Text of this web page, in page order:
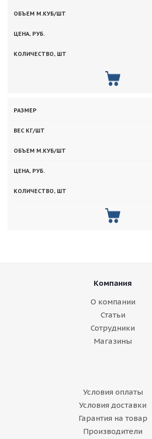
Компания
О компании
Статьи
Сотрудники
Магазины
Условия оплаты
Условия доставки
Гарантия на товар
Производители